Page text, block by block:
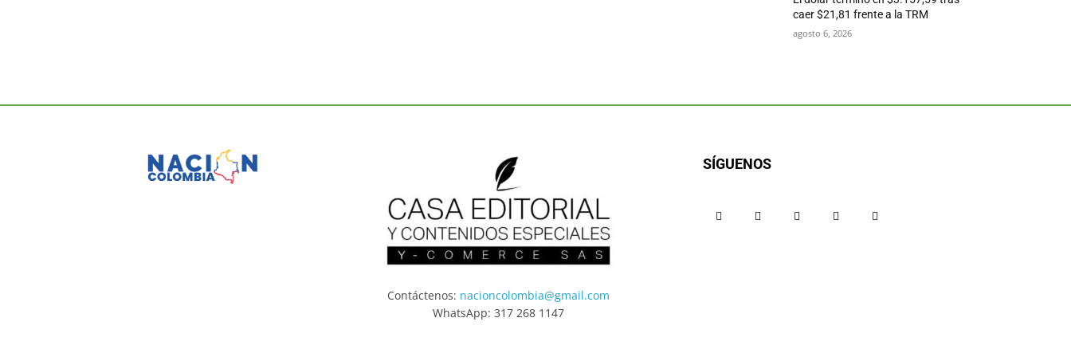
caer $21,81 frente a la TRM
agosto 6, 2026
Contáctenos: nacioncolombia@gmail.com
WhatsApp: 317 268 1147
SÍGUENOS